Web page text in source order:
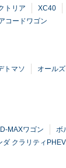
トリア XC40
コードワゴン
トマソ オール
MAXワゴン
ボ
ダ クラリティPHEV